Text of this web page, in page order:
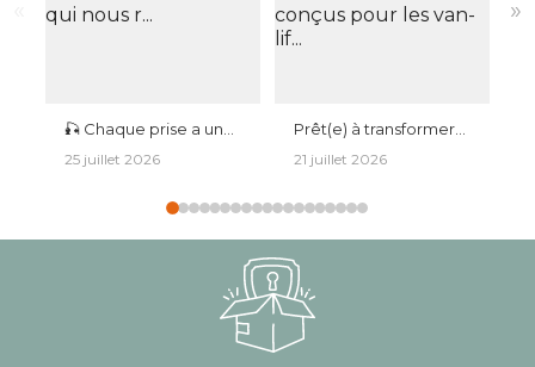
🎣 Chaque prise a une
histoire. Chaque sortie
mérite un souvenir. Le
n'est pas toujours le
plus gros… C'est
25 juillet 2026
Prêt(e) à transformer
tes road trips en
légendes ? 🚐✨
𝗩𝗮𝗻𝗹𝗶𝗳𝗲 𝗖𝗵𝗮𝗹𝗹𝗲𝗻𝗴𝗲
d'Aventura Éditions ! 🎲
Avec 54 défis conçus
pour les van-lif...
21 juillet 2026
»